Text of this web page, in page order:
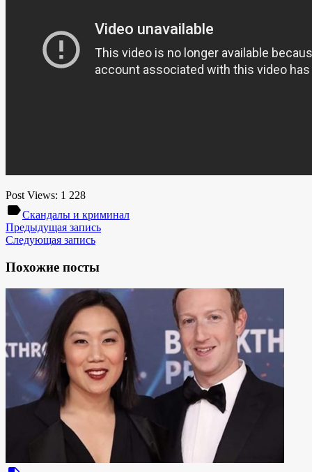
Post Views: 1 228
labelСкандалы и криминал
Предыдущая запись
Следующая запись
Похожие посты